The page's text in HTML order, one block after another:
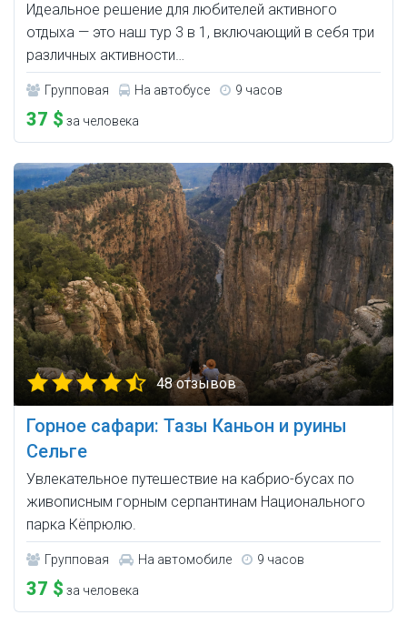
Идеальное решение для любителей активного
отдыха — это наш тур 3 в 1, включающий в себя три
различных активности…
Групповая На автобусе 9 часов
37 $ за человека
48 отзывов
Горное сафари: Тазы Каньон и руины
Сельге
Увлекательное путешествие на кабрио-бусах по
живописным горным серпантинам Национального
парка Кёпрюлю.
Групповая На автомобиле 9 часов
37 $ за человека